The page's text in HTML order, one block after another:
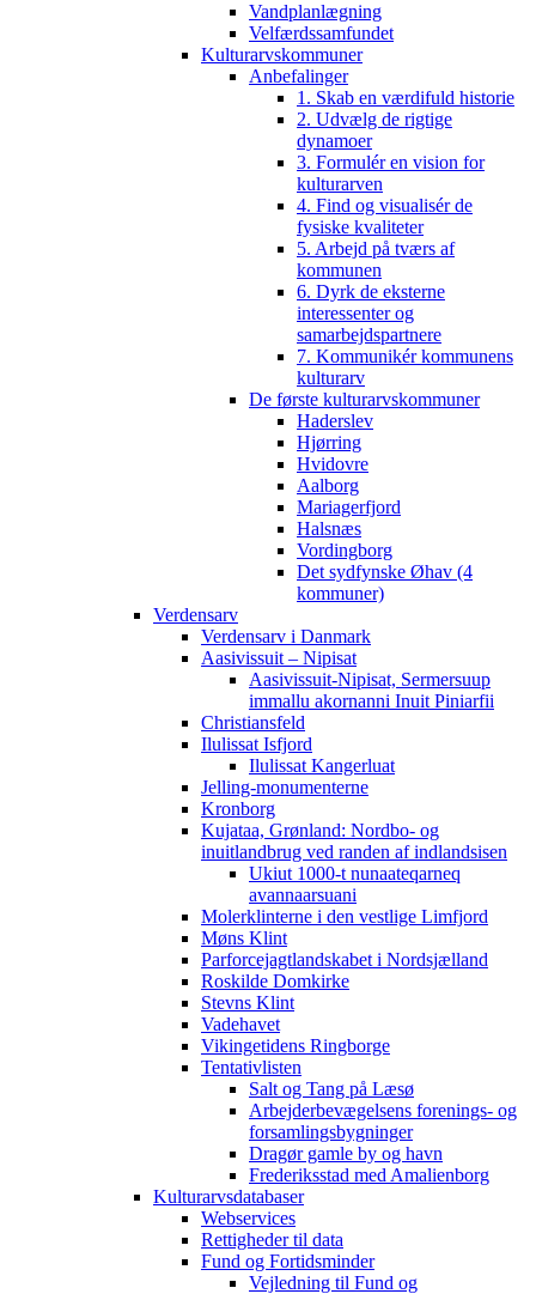
Vandplanlægning
Velfærdssamfundet
Kulturarvskommuner
Anbefalinger
1. Skab en værdifuld historie
2. Udvælg de rigtige
dynamoer
3. Formulér en vision for
kulturarven
4. Find og visualisér de
fysiske kvaliteter
5. Arbejd på tværs af
kommunen
6. Dyrk de eksterne
interessenter og
samarbejdspartnere
7. Kommunikér kommunens
kulturarv
De første kulturarvskommuner
Haderslev
Hjørring
Hvidovre
Aalborg
Mariagerfjord
Halsnæs
Vordingborg
Det sydfynske Øhav (4
kommuner)
Verdensarv
Verdensarv i Danmark
Aasivissuit – Nipisat
Aasivissuit-Nipisat, Sermersuup
immallu akornanni Inuit Piniarfii
Christiansfeld
Ilulissat Isfjord
Ilulissat Kangerluat
Jelling-monumenterne
Kronborg
Kujataa, Grønland: Nordbo- og
inuitlandbrug ved randen af indlandsisen
Ukiut 1000-t nunaateqarneq
avannaarsuani
Molerklinterne i den vestlige Limfjord
Møns Klint
Parforcejagtlandskabet i Nordsjælland
Roskilde Domkirke
Stevns Klint
Vadehavet
Vikingetidens Ringborge
Tentativlisten
Salt og Tang på Læsø
Arbejderbevægelsens forenings- og
forsamlingsbygninger
Dragør gamle by og havn
Frederiksstad med Amalienborg
Kulturarvsdatabaser
Webservices
Rettigheder til data
Fund og Fortidsminder
Vejledning til Fund og